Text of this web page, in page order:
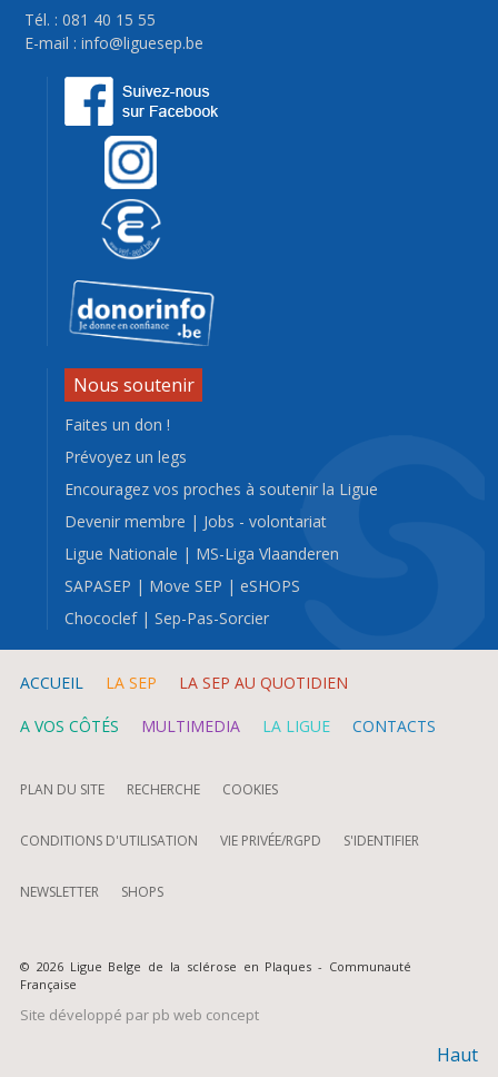
Tél. : 081 40 15 55
E-mail :info@liguesep.be
Nous soutenir
Faites un don !
Prévoyez un legs
Encouragez vos proches à soutenir la Ligue
Devenir membre | Jobs - volontariat
Ligue Nationale | MS-Liga Vlaanderen
SAPASEP | Move SEP |eSHOPS
Chococlef|Sep-Pas-Sorcier
ACCUEIL LA SEP LA SEP AU QUOTIDIEN
A VOS CÔTÉS MULTIMEDIA LA LIGUE CONTACTS
PLAN DU SITE RECHERCHE COOKIES
CONDITIONS D'UTILISATION VIE PRIVÉE/RGPD S'IDENTIFIER
NEWSLETTER SHOPS
© 2026 Ligue Belge de la sclérose en Plaques - Communauté
Française
Site développé par pb web concept
Haut